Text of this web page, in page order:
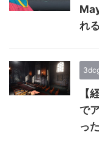
れ
【
で
っ